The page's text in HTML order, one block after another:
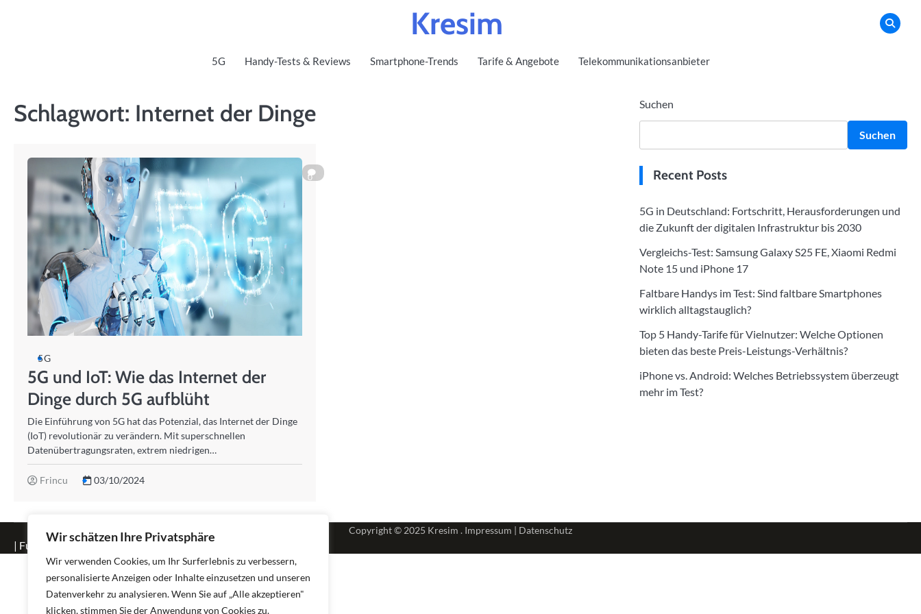
Wir schätzen Ihre Privatsphäre
Wir verwenden Cookies, um Ihr Surferlebnis zu verbessern,
personalisierte Anzeigen oder Inhalte einzusetzen und unseren
Datenverkehr zu analysieren. Wenn Sie auf „Alle akzeptieren"
klicken, stimmen Sie der Anwendung von Cookies zu.
Kresim
5G Handy-Tests & Reviews Smartphone-Trends Tarife & Angebote Telekommunikationsanbieter
Schlagwort: Internet der Dinge
0
5G
5G und IoT: Wie das Internet der
Dinge durch 5G aufblüht
Die Einführung von 5G hat das Potenzial, das Internet der Dinge
(IoT) revolutionär zu verändern. Mit superschnellen
Datenübertragungsraten, extrem niedrigen…
Frincu 03/10/2024
Suchen
Suchen
Recent Posts
5G in Deutschland: Fortschritt, Herausforderungen und
die Zukunft der digitalen Infrastruktur bis 2030
Vergleichs-Test: Samsung Galaxy S25 FE, Xiaomi Redmi
Note 15 und iPhone 17
Faltbare Handys im Test: Sind faltbare Smartphones
wirklich alltagstauglich?
Top 5 Handy-Tarife für Vielnutzer: Welche Optionen
bieten das beste Preis-Leistungs-Verhältnis?
iPhone vs. Android: Welches Betriebssystem überzeugt
mehr im Test?
Copyright © 2025 Kresim . Impressum | Datenschutz
| Fuzion Blog byAscendoor | Powered by WordPress